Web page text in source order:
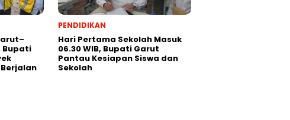
Bupati
PENDIDIKAN
Hari Pertama Sekolah Masuk
06.30 WIB, Bupati Garut
Pantau Kesiapan Siswa dan
Sekolah